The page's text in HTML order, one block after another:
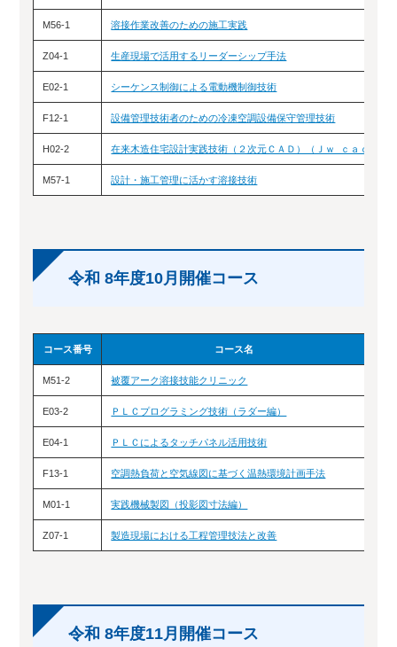
M56-1 溶接作業改善のための施工実践
Z04-1 生産現場で活用するリーダーシップ手法
E02-1 シーケンス制御による電動機制御技術
F12-1 設備管理技術者のための冷凍空調設備保守管理技術
H02-2 在来木造住宅設計実践技術（２次元ＣＡＤ）（Ｊｗ_ｃａｄ）
M57-1 設計・施工管理に活かす溶接技術
令和 8年度10月開催コース
コース番号 コース名
M51-2 被覆アーク溶接技能クリニック
E03-2 ＰＬＣプログラミング技術（ラダー編）
E04-1 ＰＬＣによるタッチパネル活用技術
F13-1 空調熱負荷と空気線図に基づく温熱環境計画手法
M01-1 実践機械製図（投影図寸法編）
Z07-1 製造現場における工程管理技法と改善
令和 8年度11月開催コース